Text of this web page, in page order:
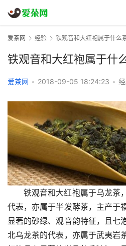
爱茶网 经验 铁观音和大红袍属于什么
铁观音和大红袍属于什
爱茶网 • 2018-09-05 18:24:23 •
铁观音和大红袍属于乌龙茶
代表，亦属于半发酵茶，主产于
显著的砂绿、观音韵特征，且七
北乌龙茶的代表，亦属于武夷岩